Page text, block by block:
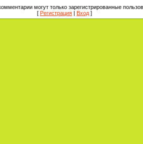
могут только зарегистрированные
[ Регистрация Вход]